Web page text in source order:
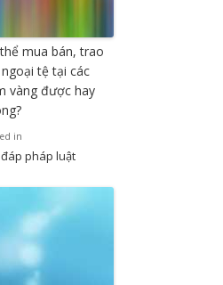
mua bán, trao
tệ tại các
vàng được hay
in
pháp luật